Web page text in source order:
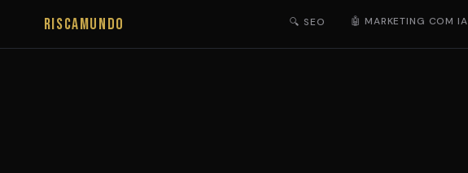
RISCAMUNDO 🔍 SEO 🤖 MARKETING COM IA